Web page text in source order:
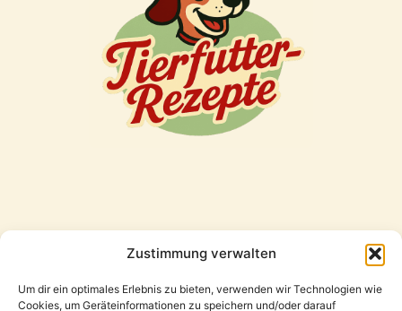
Zustimmung verwalten
Um dir ein optimales Erlebnis zu bieten, verwenden wir Technologien wie
Cookies, um Geräteinformationen zu speichern und/oder darauf
Freunde